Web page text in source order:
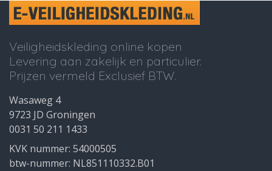
Veiligheidskleding online kopen
Levering aan zakelijk en particulier.
Prijzen vermeld Exclusief BTW.
Wasaweg 4
9723 JD Groningen
0031 50 211 1433
KVK nummer: 54000505
btw-nummer: NL851110332.B01